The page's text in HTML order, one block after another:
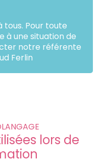
tous. Pour toute
à une situation de
notre référente
Ferlin
lors de